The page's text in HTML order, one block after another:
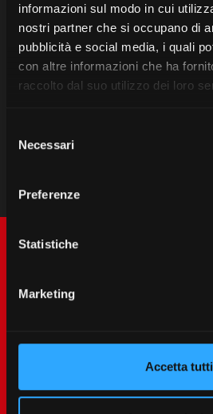
informazioni sul modo in cui
nostri partner che si occupano di
pubblicità e social media, i quali
con altre informazioni che ha
raccolto dal suo utilizzo dei loro
delNecessari
Preferenze
Statistiche
Marketing
Accetta tutti